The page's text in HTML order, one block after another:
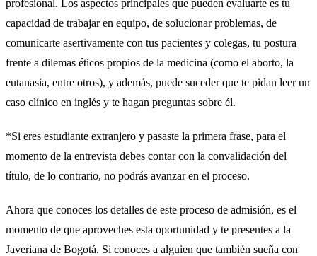
profesional. Los aspectos principales que pueden evaluarte es tu
capacidad de trabajar en equipo, de solucionar problemas, de
comunicarte asertivamente con tus pacientes y colegas, tu postura
frente a dilemas éticos propios de la medicina (como el aborto, la
eutanasia, entre otros), y además, puede suceder que te pidan leer un
caso clínico en inglés y te hagan preguntas sobre él.
*Si eres estudiante extranjero y pasaste la primera frase, para el
momento de la entrevista debes contar con la convalidación del
título, de lo contrario, no podrás avanzar en el proceso.
Ahora que conoces los detalles de este proceso de admisión, es el
momento de que aproveches esta oportunidad y te presentes a la
Javeriana de Bogotá. Si conoces a alguien que también sueña con